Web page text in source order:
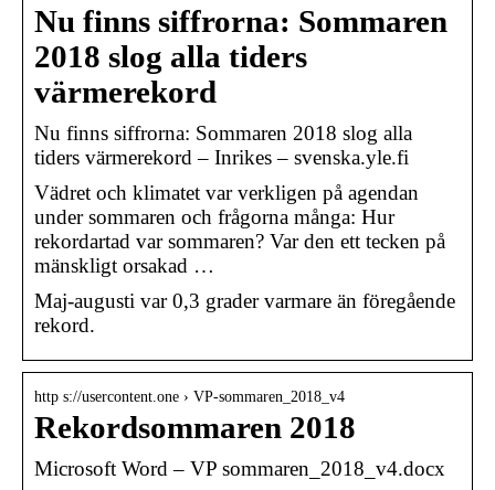
Nu finns siffrorna: Sommaren
2018 slog alla tiders
värmerekord
Nu finns siffrorna: Sommaren 2018 slog alla
tiders värmerekord – Inrikes – svenska.yle.fi
Vädret och klimatet var verkligen på agendan
under sommaren och frågorna många: Hur
rekordartad var sommaren? Var den ett tecken på
mänskligt orsakad …
Maj-augusti var 0,3 grader varmare än föregående
rekord.
http s://usercontent.one › VP-sommaren_2018_v4
Rekordsommaren 2018
Microsoft Word – VP sommaren_2018_v4.docx